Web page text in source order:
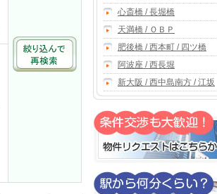
心斎橋 / 長堀橋
天満橋 / ＯＢＰ
肥後橋 / 西本町 / 四ツ橋
阿波座 / 西長堀
新大阪 / 西中島南方 / 江坂